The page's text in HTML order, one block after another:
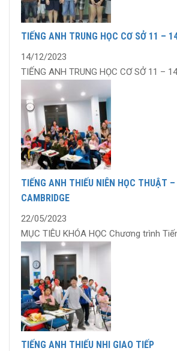
TIẾNG ANH TRUNG HỌC CƠ SỞ 11 –
14/12/2023
TIẾNG ANH TRUNG HỌC CƠ SỞ 11 –
TIẾNG ANH THIẾU NIÊN HỌC THUẬT
CAMBRIDGE
22/05/2023
MỤC TIÊU KHÓA HỌC Chương trình
TIẾNG ANH THIẾU NHI GIAO TIẾP